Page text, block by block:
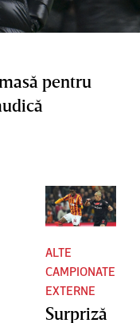
pentru
ALTE
CAMPIONATE
EXTERNE
Surpriză